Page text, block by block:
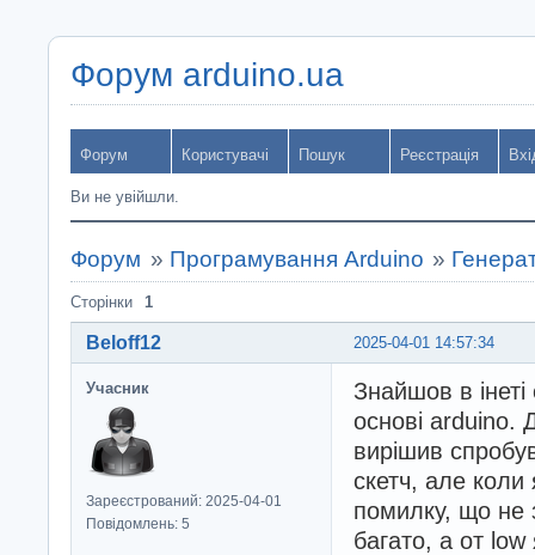
Форум arduino.ua
Форум Користувачі Пошук Реєстрація
Ви не увійшли.
Форум » Програмування Arduino »
Сторінки 1
2025-04-01 14:57:34
Beloff12
Учасник
Зареєстрований: 2025-04-01
Повідомлень: 5
Знайшов в інеті
основі аrduino.
вирішив
скетч, але
помилку, що не
багато, а от